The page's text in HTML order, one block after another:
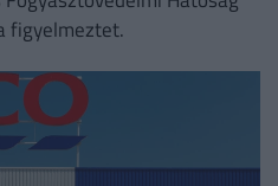
figyelmeztet.